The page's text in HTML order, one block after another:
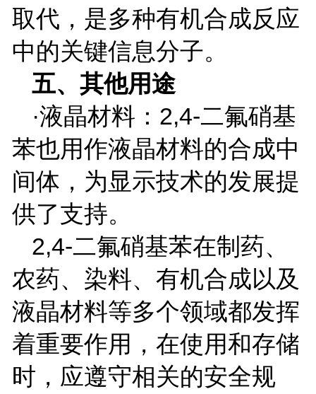
取代，是多种有机合成反应
中的关键信息分子。
五、其他用途
·液晶材料： 2,4-二氟硝基
苯也用作液晶材料的合成中
间体，为显示技术的发展提
供了支持。
2,4-二氟硝基苯在制药、
农药、染料、有机合成以及
液晶材料等多个领域都发挥
着重要作用，在使用和存储
时，应遵守相关的安全规